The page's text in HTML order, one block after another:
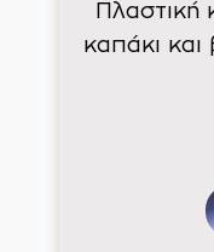
Πλαστική
καπάκι